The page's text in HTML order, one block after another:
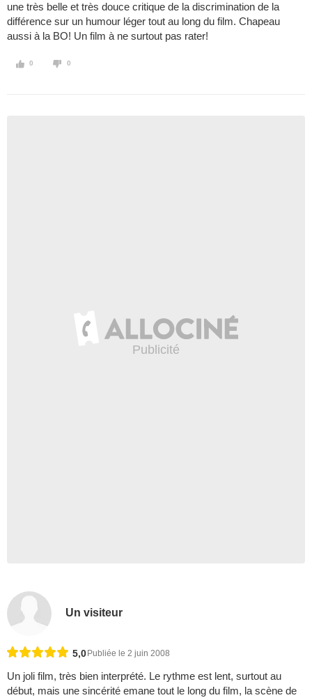
une très belle et très douce critique de la discrimination de la
différence sur un humour léger tout au long du film. Chapeau
aussi à la BO! Un film à ne surtout pas rater!
0 0
Un visiteur
5,0 Publiée le 2 juin 2008
Un joli film, très bien interprété. Le rythme est lent, surtout au
début, mais une sincérité emane tout le long du film, la scène de